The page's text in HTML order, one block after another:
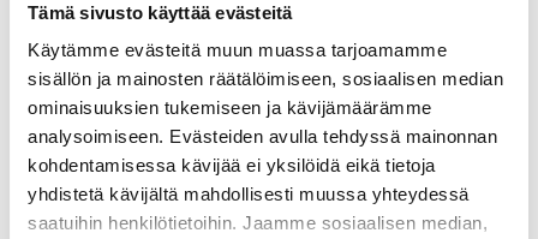
Tämä sivusto käyttää evästeitä
Käytämme evästeitä muun muassa tarjoamamme
sisällön ja mainosten räätälöimiseen, sosiaalisen median
ominaisuuksien tukemiseen ja kävijämäärämme
analysoimiseen. Evästeiden avulla tehdyssä mainonnan
kohdentamisessa kävijää ei yksilöidä eikä tietoja
yhdistetä kävijältä mahdollisesti muussa yhteydessä
saatuihin henkilötietoihin. Jaamme sosiaalisen median,
Kotivakuutus
Pakollinen, ei sisälly vuokraan
Vesimaksu
27 €/hlö/kk
Sähkömaksu
Vuokralainen solmii itse sähkösopimuksen.